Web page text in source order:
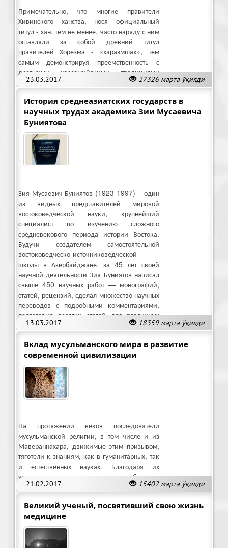
23.03.2017 27326 марта ўқилди
Примечательно, что многие правители
Хивинского ханства, нося официальный
титул - хан, тем не менее, часто наряду с ним
оставляли за собой древний титул
правителей Хорезма - «харазмшах», тем
самым демонстрируя преемственность с
древними хорезмийскими традициями
государственности.
История среднеазиатских государств в
научных трудах академика Зии Мусаевича
Буниятова
13.03.2017 18359 марта ўқилди
Зия Мусаевич Буниятов (1923-1997) – один
из видных представителей мировой
востоковедческой науки, крупнейший
специалист по изучению сложного
средневекового периода истории Востока.
Будучи создателем самостоятельной
востоковедческо-источниковедческой
школы в Азербайджане, за 45 лет своей
научной деятельности Зия Буниятов написал
свыше 450 научных работ — монографий,
статей, рецензий, сделал множество научных
переводов с подробными комментариями,
подготовил десятки статей для различных
Энциклопедий.
Вклад мусульманского мира в развитие
современной цивилизации
21.02.2017 15402 марта ўқилди
На протяжении веков последователи
мусульманской религии, в том числе и из
Мавераннахара, движимые этим призывом,
тяготели к знаниям, как в гуманитарных, так
и естественных науках. Благодаря их
усилиям человечество достигло небывалых
высот в своем развитии.
Великий ученый, посвятивший свою жизнь
медицине